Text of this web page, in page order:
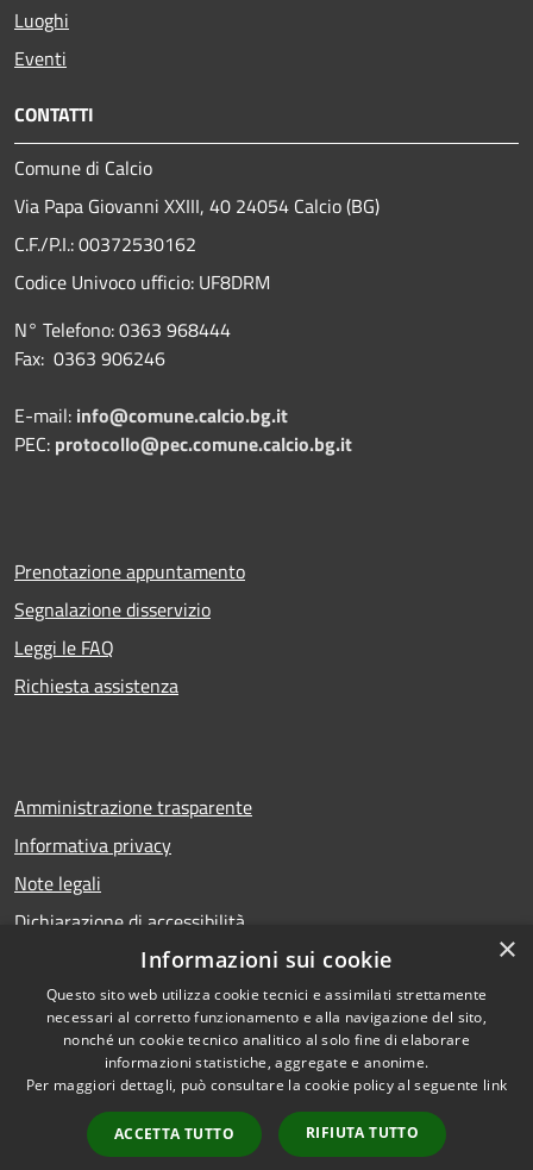
Luoghi
Eventi
CONTATTI
Comune di Calcio
Via Papa Giovanni XXIII, 40 24054 Calcio (BG)
C.F./P.I.: 00372530162
Codice Univoco ufficio: UF8DRM
N° Telefono: 0363 968444
Fax: 0363 906246
E-mail: info@comune.calcio.bg.it
PEC: protocollo@pec.comune.calcio.bg.it
Prenotazione appuntamento
Segnalazione disservizio
Leggi le FAQ
Richiesta assistenza
Amministrazione trasparente
Informativa privacy
Note legali
Dichiarazione di accessibilità
RSS
Accessibilità
Privacy
Mappa del sito
Copyright © 2026 • Comune di
Calcio • Powered by
Municipium•Accesso
redazione
×
Informazioni sui cookie
Questo sito web utilizza cookie tecnici e assimilati strettamente
necessari al corretto funzionamento e alla navigazione del sito,
nonché un cookie tecnico analitico al solo fine di elaborare
informazioni statistiche, aggregate e anonime.
Per maggiori dettagli, può consultare la cookie policy al seguente link
ACCETTA TUTTO RIFIUTA TUTTO